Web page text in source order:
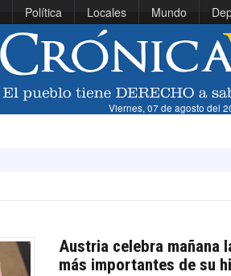
Política Locales Mundo
Viernes, 07 de agosto del
Austria celebra mañana
más importantes de su